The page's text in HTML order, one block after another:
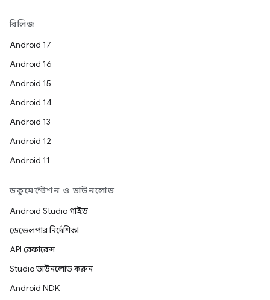
রিলিজ
Android 17
Android 16
Android 15
Android 14
Android 13
Android 12
Android 11
ডকুমেন্টেশন ও ডাউনলোড
Android Studio গাইড
ডেভেলপার নির্দেশিকা
API রেফারেন্স
Studio ডাউনলোড করুন
Android NDK